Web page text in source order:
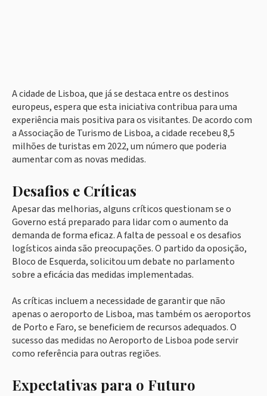
A cidade de Lisboa, que já se destaca entre os destinos
europeus, espera que esta iniciativa contribua para uma
experiência mais positiva para os visitantes. De acordo com
a Associação de Turismo de Lisboa, a cidade recebeu 8,5
milhões de turistas em 2022, um número que poderia
aumentar com as novas medidas.
Desafios e Críticas
Apesar das melhorias, alguns críticos questionam se o
Governo está preparado para lidar com o aumento da
demanda de forma eficaz. A falta de pessoal e os desafios
logísticos ainda são preocupações. O partido da oposição,
Bloco de Esquerda, solicitou um debate no parlamento
sobre a eficácia das medidas implementadas.
As críticas incluem a necessidade de garantir que não
apenas o aeroporto de Lisboa, mas também os aeroportos
de Porto e Faro, se beneficiem de recursos adequados. O
sucesso das medidas no Aeroporto de Lisboa pode servir
como referência para outras regiões.
Expectativas para o Futuro